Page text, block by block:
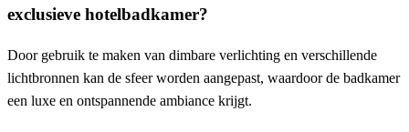
exclusieve hotelbadkamer?
Door gebruik te maken van dimbare verlichting en verschillende
lichtbronnen kan de sfeer worden aangepast, waardoor de badkamer
een luxe en ontspannende ambiance krijgt.